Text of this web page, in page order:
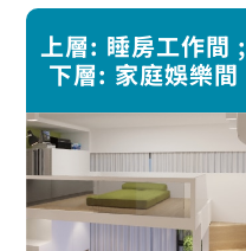
上層: 睡房工作間 ;
下層: 家庭娛樂間